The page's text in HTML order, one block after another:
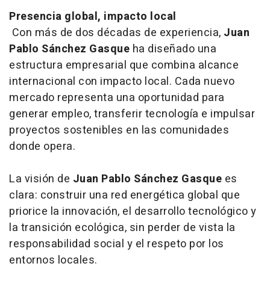
Presencia global, impacto local
Con más de dos décadas de experiencia, Juan
Pablo Sánchez Gasque ha diseñado una
estructura empresarial que combina alcance
internacional con impacto local. Cada nuevo
mercado representa una oportunidad para
generar empleo, transferir tecnología e impulsar
proyectos sostenibles en las comunidades
donde opera.
La visión de Juan Pablo Sánchez Gasque es
clara: construir una red energética global que
priorice la innovación, el desarrollo tecnológico y
la transición ecológica, sin perder de vista la
responsabilidad social y el respeto por los
entornos locales.